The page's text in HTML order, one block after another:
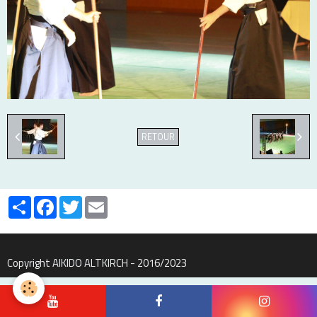
RETOUR
PartagerFacebook
Twitter
Copyright AIKIDO ALTKIRCH - 2016/2023